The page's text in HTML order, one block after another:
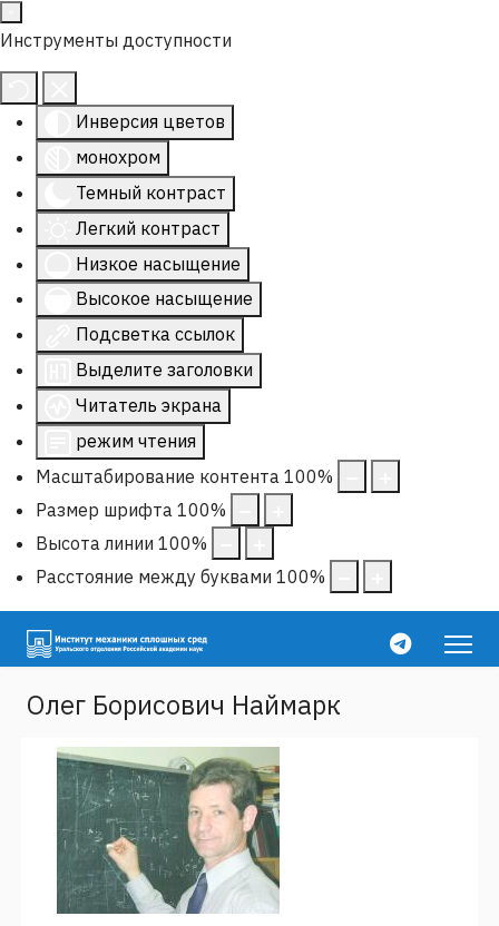
Инструменты доступности
Инверсия цветов
монохром
Темный контраст
Легкий контраст
Низкое насыщение
Высокое насыщение
Подсветка ссылок
Выделите заголовки
Читатель экрана
режим чтения
Масштабирование контента 100%
Размер шрифта 100%
Высота линии 100%
Расстояние между буквами 100%
Олег Борисович Наймарк